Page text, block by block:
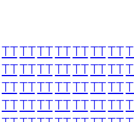
TTTTTTTTTTTTTT
TTTTTTTTTTTTTT
TTTTTTTTTTTTTT
TTTTTTTTTTTTTT